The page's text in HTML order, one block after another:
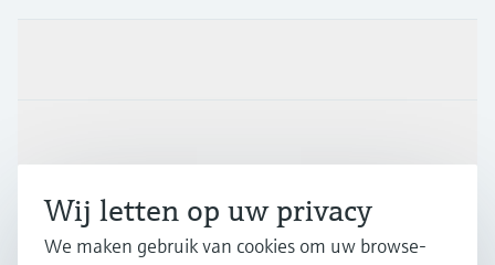
Support
Wij letten op uw privacy
We maken gebruik van cookies om uw browse-